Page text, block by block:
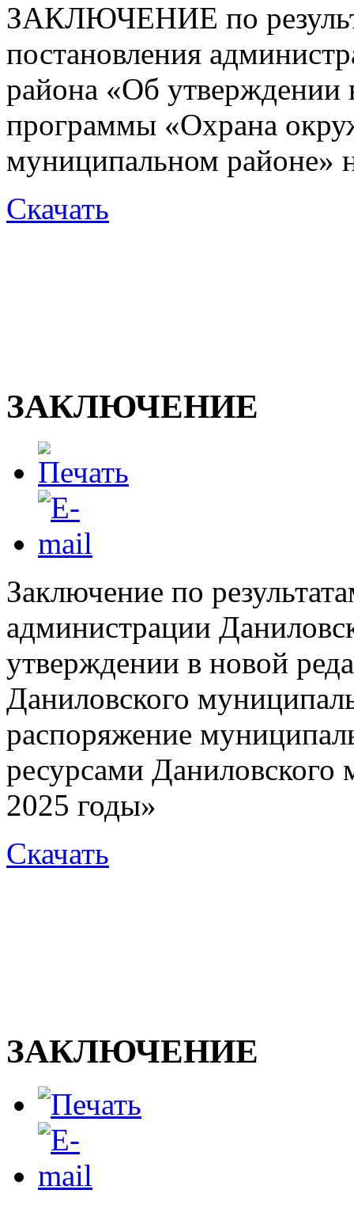
ЗАКЛЮЧЕНИЕ по
постановления
района «Об утверждении
программы «Охрана
муниципальном районе»
Скачать
ЗАКЛЮЧЕНИЕ
Заключение по
администрации
утверждении в новой
Даниловского
распоряжение
ресурсами
2025 годы»
Скачать
ЗАКЛЮЧЕНИЕ